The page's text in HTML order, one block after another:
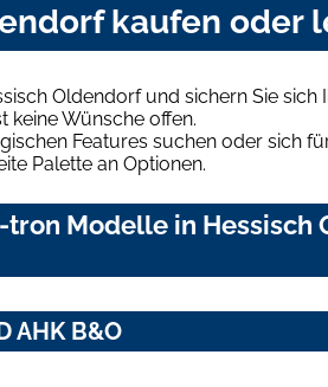
kaufen oder
Oldendorf und sichern Sie sich
keine Wünsche offen.
Features suchen oder sich
Palette an Optionen.
Modelle in
AHK B&O